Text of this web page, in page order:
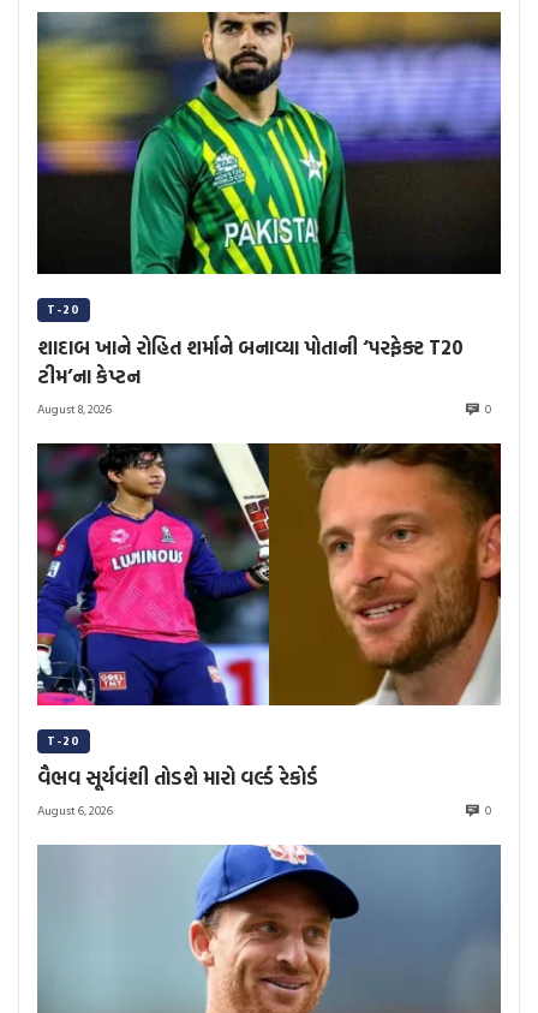
T-20
શાદાબ ખાને રોહિત શર્માને બનાવ્યા પોતાની ‘પરફેક્ટ T20
ટીમ’ના કેપ્ટન
August 8, 2026 0
T-20
વૈભવ સૂર્યવંશી તોડશે મારો વર્લ્ડ રેકોર્ડ
August 6, 2026 0